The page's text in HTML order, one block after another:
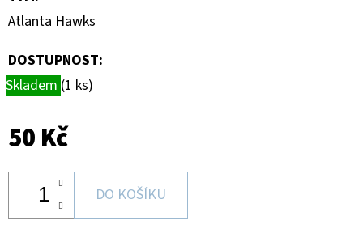
Atlanta Hawks
DOSTUPNOST:
Skladem (1 ks)
50 Kč
DO KOŠÍKU